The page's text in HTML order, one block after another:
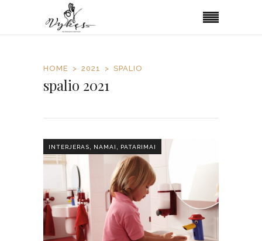
HOME 2021 SPALIO
spalio 2021
INTERJERAS NAMAI PATARIMAI